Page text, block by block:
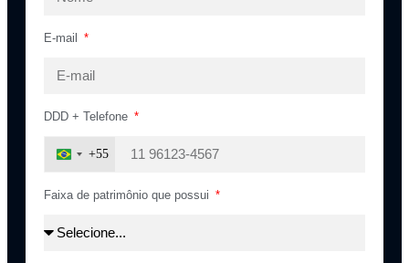
E-mail
DDD + Telefone
Brazil
+55
+55
Faixa de patrimônio que possui